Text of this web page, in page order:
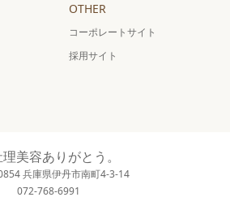
OTHER
コーポレートサイト
採用サイト
美容ありがとう。
兵庫県伊丹市南町4-3-14
072-768-6991